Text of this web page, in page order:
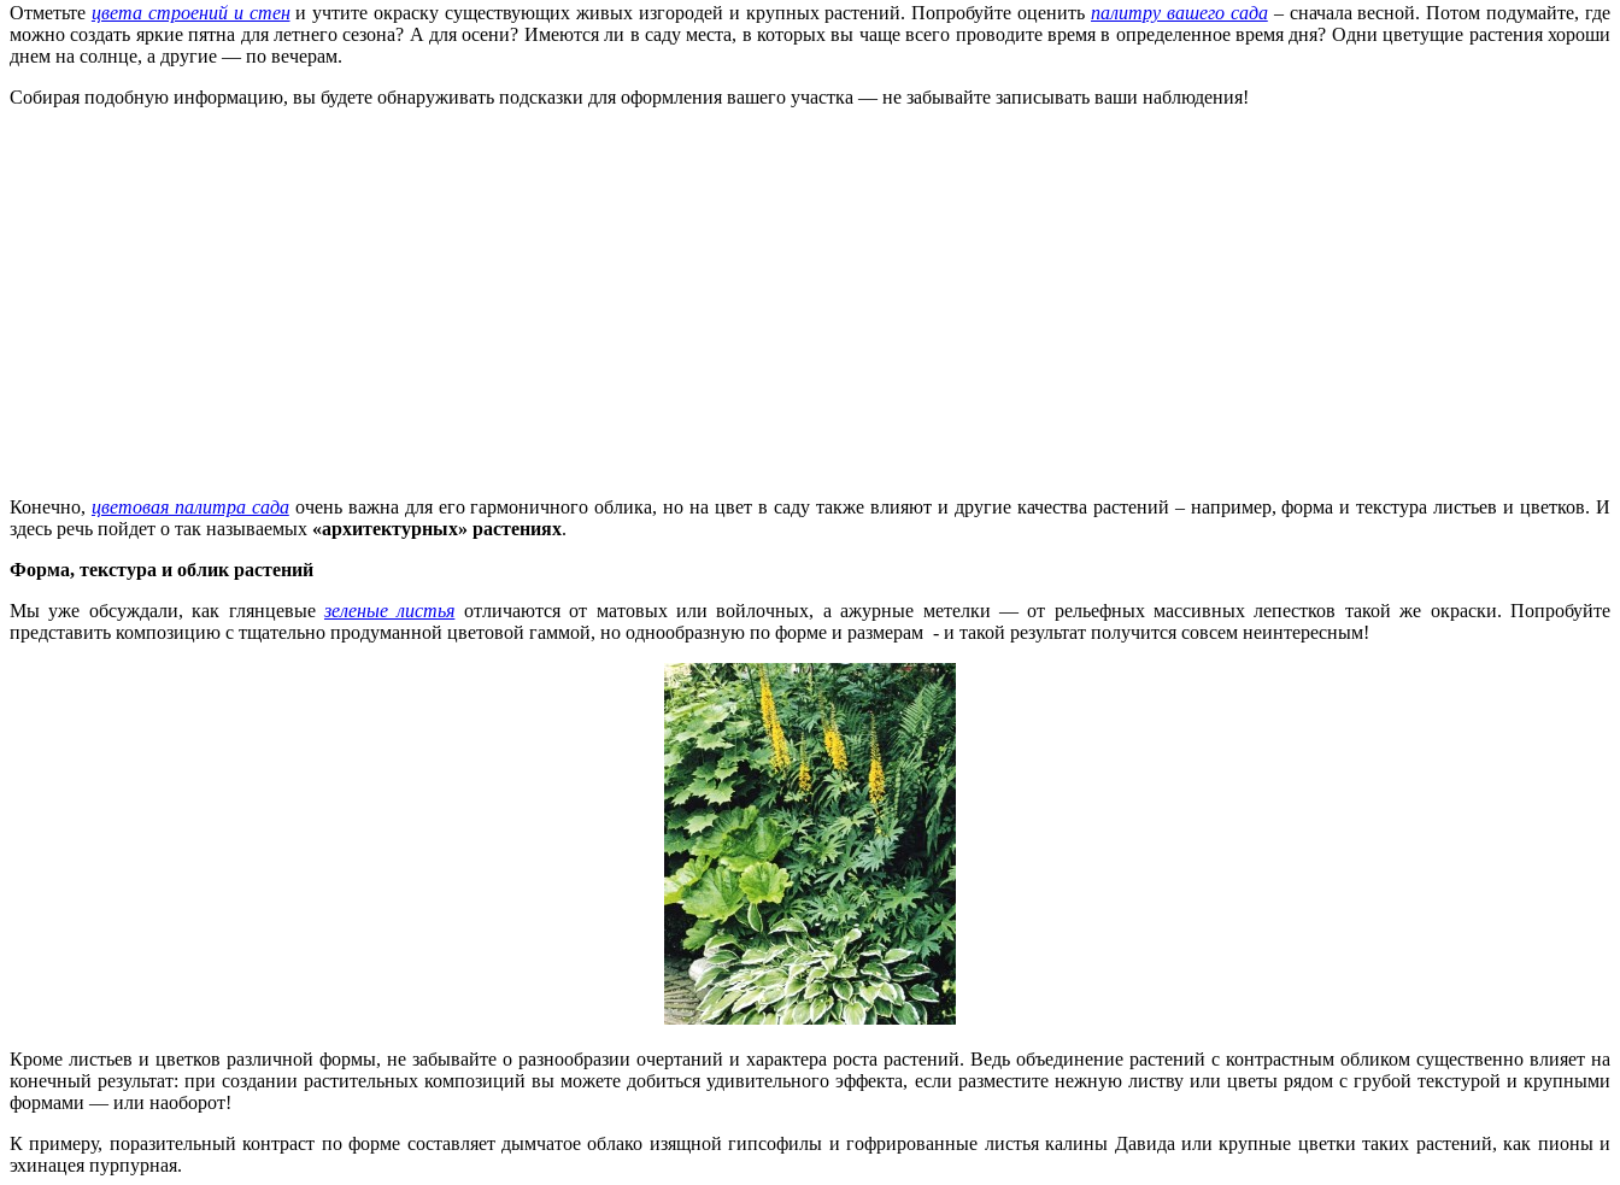
От­метьте цвета строений и стени учтите окраску существующих живых изгородей и крупных растений. Попробуйте оценить палитру вашего сада– сначала весной. Потом подумайте, где
можно создать яркие пятна для летнего сезона? А для осени? Имеются ли в саду места, в которых вы чаще всего проводите время в определенное время дня? Одни цветущие растения хороши
днем на солнце, а другие — по вечерам.
Собирая подобную информацию, вы будете обна­руживать подсказки для оформления вашего участка — не забывайте записывать ваши наблюдения!
Конечно, цветовая палитра садаочень важна для его гармоничного облика, но на цвет в саду также влияют и другие качества растений – например, форма и текстура листьев и цветков. И
здесь речь пойдет о так называемых «архитектурных» растениях.
Форма, текстура и облик растений
Мы уже обсуждали, как глянцевыезеленые листья отличаются от матовых или войлочных, а ажурные метелки — от рельефных массивных лепестков та­кой же окраски. Попробуйте
представить композицию с тщательно продуманной цветовой гаммой, но однообразную по форме и размерам - и такой результат получится совсем неинтересным!
Кроме листьев и цветков различной формы, не забывайте о разнообразии очертаний и характера роста растений. Ведь объединение расте­ний с контрастным обликом существенно влияет на
конечный результат: при создании растительных композиций вы мо­жете добиться удивительного эффекта, если разместите нежную листву или цветы рядом с гру­бой текстурой и крупными
формами — или наоборот!
К примеру, поразительный контраст по форме составляет дымчатое облако изящной гипсофилы и гофрированные листья калины Давида или крупные цветки таких растений, как пионы и
эхинацея пурпурная.